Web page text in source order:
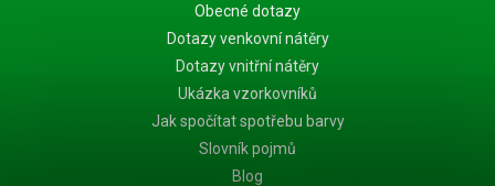
Obecné dotazy
Dotazy venkovní nátěry
Dotazy vnitřní nátěry
Ukázka vzorkovníků
Jak spočítat spotřebu barvy
Slovník pojmů
Blog